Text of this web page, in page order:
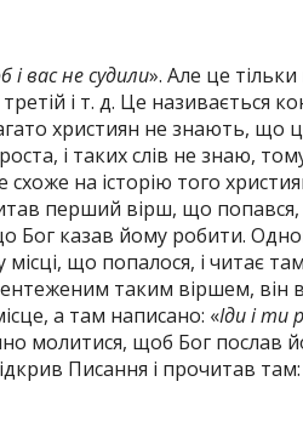
і вас не судили». Але це
і т. д. Це називається
християн не знають, що
і таких слів не знаю,
на історію того
перший вірш, що
Бог казав йому робити.
що попалося, і читає
таким віршем, він
а там написано: «Іди і ти
молитися, щоб Бог послав
Писання і прочитав